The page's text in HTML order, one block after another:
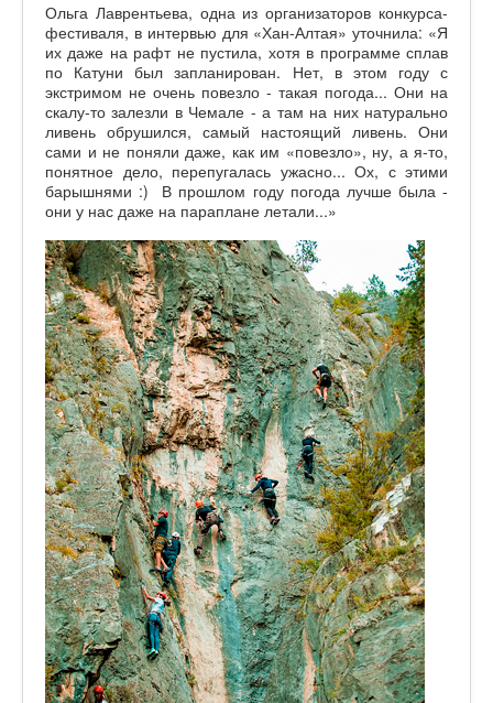
Ольга Лаврентьева, одна из организаторов конкурса-
фестиваля, в интервью для «Хан-Алтая» уточнила: «Я
их даже на рафт не пустила, хотя в программе сплав
по Катуни был запланирован. Нет, в этом году с
экстримом не очень повезло - такая погода... Они на
скалу-то залезли в Чемале - а там на них натурально
ливень обрушился, самый настоящий ливень. Они
сами и не поняли даже, как им «повезло», ну, а я-то,
понятное дело, перепугалась ужасно... Ох, с этими
барышнями :) В прошлом году погода лучше была -
они у нас даже на параплане летали...»